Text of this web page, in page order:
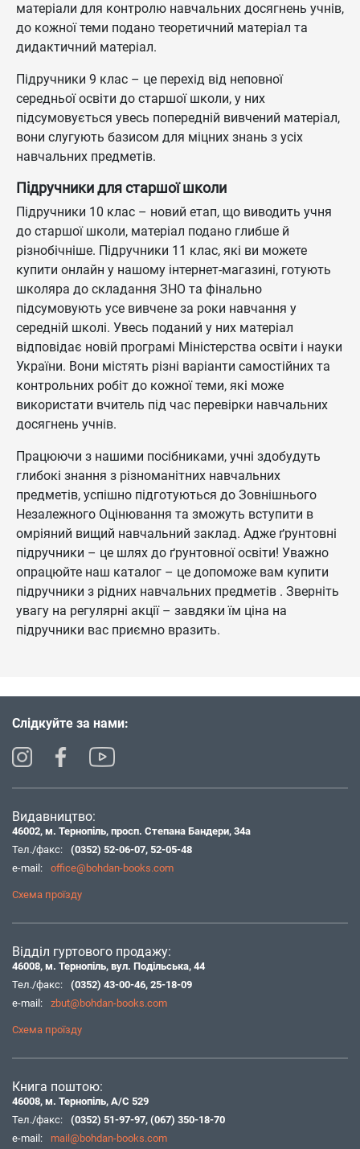
матеріали для контролю навчальних досягнень учнів,
до кожної теми подано теоретичний матеріал та
дидактичний матеріал.
Підручники 9 клас – це перехід від неповної
середньої освіти до старшої школи, у них
підсумовується увесь попередній вивчений матеріал,
вони слугують базисом для міцних знань з усіх
навчальних предметів.
Підручники для старшої школи
Підручники 10 клас – новий етап, що виводить учня
до старшої школи, матеріал подано глибше й
різнобічніше. Підручники 11 клас, які ви можете
купити онлайн у нашому інтернет-магазині, готують
школяра до складання ЗНО та фінально
підсумовують усе вивчене за роки навчання у
середній школі. Увесь поданий у них матеріал
відповідає новій програмі Міністерства освіти і науки
України. Вони містять різні варіанти самостійних та
контрольних робіт до кожної теми, які може
використати вчитель під час перевірки навчальних
досягнень учнів.
Працюючи з нашими посібниками, учні здобудуть
глибокі знання з різноманітних навчальних
предметів, успішно підготуються до Зовнішнього
Незалежного Оцінювання та зможуть вступити в
омріяний вищий навчальний заклад. Адже ґрунтовні
підручники – це шлях до ґрунтовної освіти! Уважно
опрацюйте наш каталог – це допоможе вам купити
підручники з рідних навчальних предметів . Зверніть
увагу на регулярні акції – завдяки їм ціна на
підручники вас приємно вразить.
Слідкуйте за нами:
Видавництво:
46002, м. Тернопіль, просп. Степана Бандери, 34а
Тел./факс:
(0352) 52-06-07, 52-05-48
e-mail:
office@bohdan-books.com
Схема проїзду
Відділ гуртового продажу:
46008, м. Тернопіль, вул. Подільська, 44
Тел./факс:
(0352) 43-00-46, 25-18-09
e-mail:
zbut@bohdan-books.com
Схема проїзду
Книга поштою:
46008, м. Тернопіль, А/С 529
Тел./факс:
(0352) 51-97-97, (067) 350-18-70
e-mail:
mail@bohdan-books.com